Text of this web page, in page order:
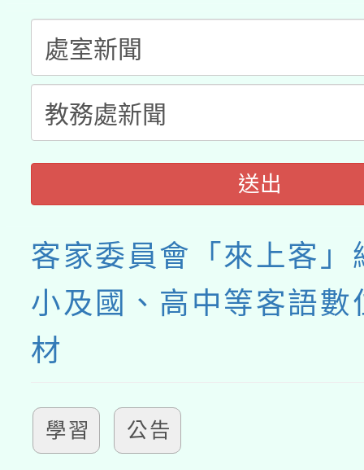
送出
客家委員會「來上客」
小及國、高中等客語數
材
學習 公告